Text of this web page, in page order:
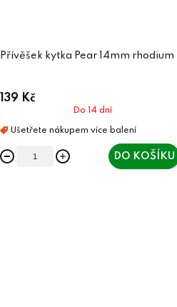
Přívěšek kytka Pear 14mm rhodium
139 Kč
Do 14 dní
DO KOŠÍKU